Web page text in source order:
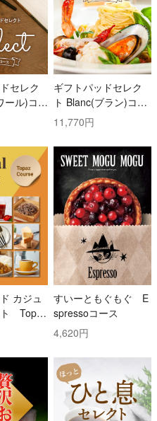
セレク
ール)コー
ギフトパッドセレク
ト Blanc(ブラン)コー
ス
11,770円
カジュ
ト Topaz
ス
すいーともぐもぐ E
spressoコース
4,620円